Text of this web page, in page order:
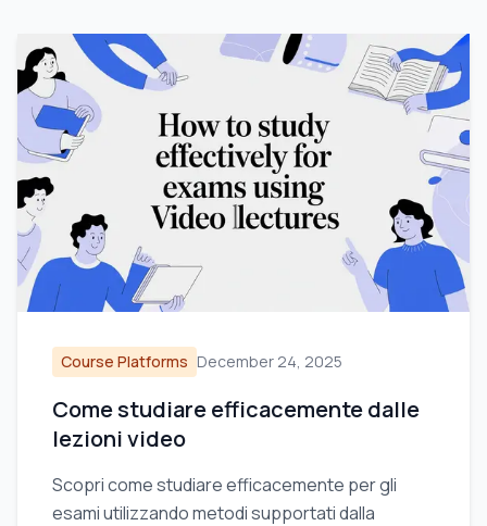
Blog
Course Platforms December 24, 2025
Come studiare efficacemente dalle
lezioni video
Scopri come studiare efficacemente per gli
esami utilizzando metodi supportati dalla